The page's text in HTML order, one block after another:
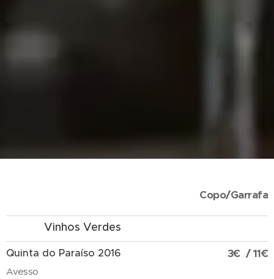
Copo/Garrafa
Vinhos Verdes
Quinta do Paraíso 2016
Avesso
3€ / 11€